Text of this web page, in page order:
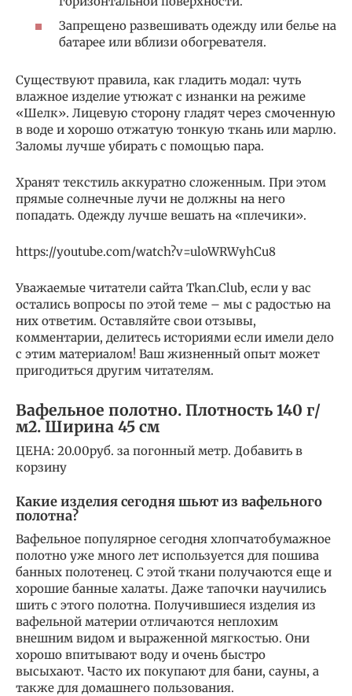
Запрещено развешивать одежду или белье на
батарее или вблизи обогревателя.
Существуют правила, как гладить модал: чуть
влажное изделие утюжат с изнанки на режиме
«Шелк». Лицевую сторону гладят через смоченную
в воде и хорошо отжатую тонкую ткань или марлю.
Заломы лучше убирать с помощью пара.
Хранят текстиль аккуратно сложенным. При этом
прямые солнечные лучи не должны на него
попадать. Одежду лучше вешать на «плечики».
https://youtube.com/watch?v=uloWRWyhCu8
Уважаемые читатели сайта Tkan.Club, если у вас
остались вопросы по этой теме – мы с радостью на
них ответим. Оставляйте свои отзывы,
комментарии, делитесь историями если имели дело
с этим материалом! Ваш жизненный опыт может
пригодиться другим читателям.
Вафельное полотно. Плотность 140 г/
м2. Ширина 45 см
ЦЕНА: 20.00руб. за погонный метр. Добавить в
корзину
Какие изделия сегодня шьют из вафельного
полотна?
Вафельное популярное сегодня хлопчатобумажное
полотно уже много лет используется для пошива
банных полотенец. С этой ткани получаются еще и
хорошие банные халаты. Даже тапочки научились
шить с этого полотна. Получившиеся изделия из
вафельной материи отличаются неплохим
внешним видом и выраженной мягкостью. Они
хорошо впитывают воду и очень быстро
высыхают. Часто их покупают для бани, сауны, а
также для домашнего пользования.